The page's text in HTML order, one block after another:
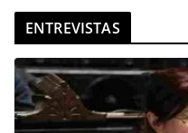
ENTREVISTAS